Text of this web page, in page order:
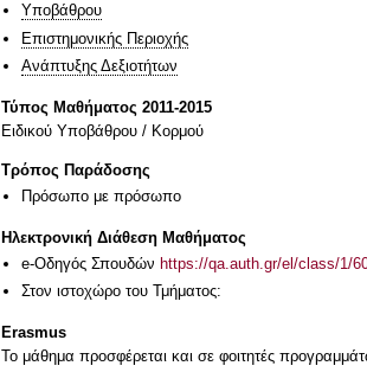
Υποβάθρου
Επιστημονικής Περιοχής
Ανάπτυξης Δεξιοτήτων
Τύπος Μαθήματος 2011-2015
Ειδικού Υποβάθρου / Κορμού
Τρόπος Παράδοσης
Πρόσωπο με πρόσωπο
Ηλεκτρονική Διάθεση Μαθήματος
e-Οδηγός Σπουδών https://qa.auth.gr/el/class/1/
Στον ιστοχώρο του Τμήματος:
Erasmus
Το μάθημα προσφέρεται και σε φοιτητές